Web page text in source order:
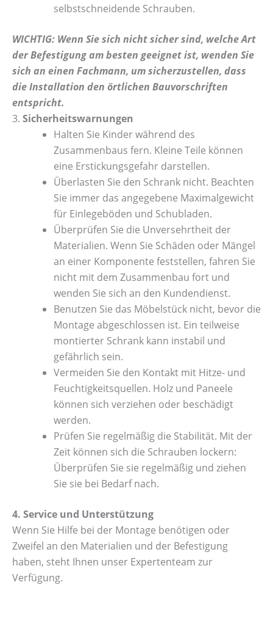
selbstschneidende Schrauben.
WICHTIG: Wenn Sie sich nicht sicher sind, welche Art
der Befestigung am besten geeignet ist, wenden Sie
sich an einen Fachmann, um sicherzustellen, dass
die Installation den örtlichen Bauvorschriften
entspricht.
3. Sicherheitswarnungen
Halten Sie Kinder während des
Zusammenbaus fern. Kleine Teile können
eine Erstickungsgefahr darstellen.
Überlasten Sie den Schrank nicht. Beachten
Sie immer das angegebene Maximalgewicht
für Einlegeböden und Schubladen.
Überprüfen Sie die Unversehrtheit der
Materialien. Wenn Sie Schäden oder Mängel
an einer Komponente feststellen, fahren Sie
nicht mit dem Zusammenbau fort und
wenden Sie sich an den Kundendienst.
Benutzen Sie das Möbelstück nicht, bevor die
Montage abgeschlossen ist. Ein teilweise
montierter Schrank kann instabil und
gefährlich sein.
Vermeiden Sie den Kontakt mit Hitze- und
Feuchtigkeitsquellen. Holz und Paneele
können sich verziehen oder beschädigt
werden.
Prüfen Sie regelmäßig die Stabilität. Mit der
Zeit können sich die Schrauben lockern:
Überprüfen Sie sie regelmäßig und ziehen
Sie sie bei Bedarf nach.
4. Service und Unterstützung
Wenn Sie Hilfe bei der Montage benötigen oder
Zweifel an den Materialien und der Befestigung
haben, steht Ihnen unser Expertenteam zur
Verfügung.